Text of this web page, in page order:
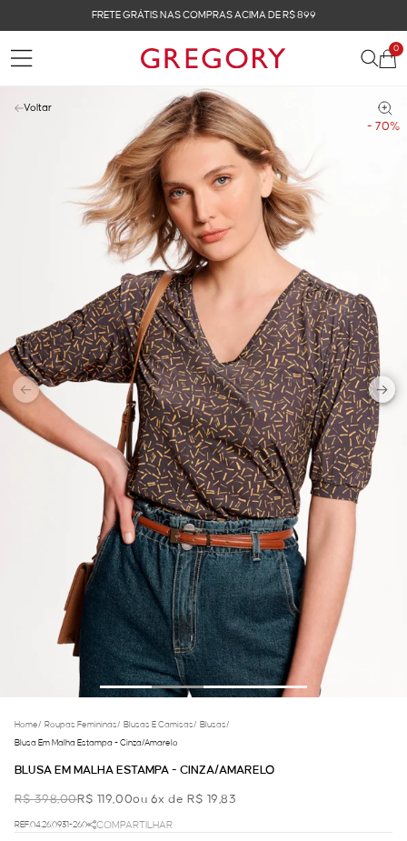
FRETE GRÁTIS NAS COMPRAS ACIMA DE R$ 899
0
- 70%
Voltar
Home/ Roupas Femininas/ Blusas E Camisas/ Blusas/
Blusa Em Malha Estampa - Cinza/amarelo
BLUSA EM MALHA ESTAMPA - CINZA/AMARELO
R$ 398,00R$ 119,00ou 6x de R$ 19,83
REF.04.26.0931-260
COMPARTILHAR